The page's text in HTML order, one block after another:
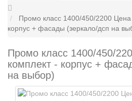
Промо класс 1400/450/2200 Цена
корпус + фасады (зеркало/дсп на
Промо класс 1400/450/
комплект - корпус +
на выбор)